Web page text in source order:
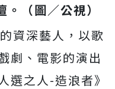
（圖／公視）
資深藝人，以歌
劇、電影的演出
選之人-造浪者》